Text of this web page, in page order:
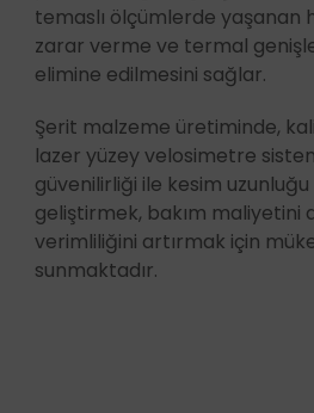
temaslı ölçümlerde yaşanan
zarar verme ve termal
elimine edilmesini sağlar.
Şerit malzeme üretiminde,
lazer yüzey velosimetre
güvenilirliği ile kesim uzunluğu
geliştirmek, bakım maliyetini
verimliliğini artırmak için
sunmaktadır.